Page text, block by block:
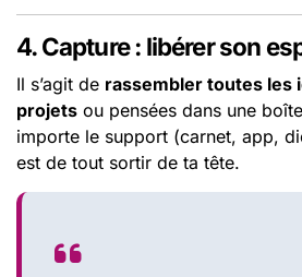
4. Capture : libérer son
Il s’agit de rassembler toutes les
projets ou pensées dans une
importe le support (carnet, app,
est de tout sortir de ta tête.